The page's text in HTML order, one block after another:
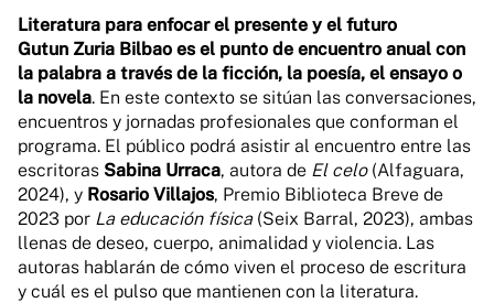
Literatura para enfocar el presente y el futuro
Gutun Zuria Bilbao es el punto de encuentro anual con
la palabra a través de la ficción, la poesía, el ensayo o
la novela. En este contexto se sitúan las conversaciones,
encuentros y jornadas profesionales que conforman el
programa. El público podrá asistir al encuentro entre las
escritoras Sabina Urraca, autora de El celo(Alfaguara,
2024), y Rosario Villajos, Premio Biblioteca Breve de
2023 por La educación física(Seix Barral, 2023), ambas
llenas de deseo, cuerpo, animalidad y violencia. Las
autoras hablarán de cómo viven el proceso de escritura
y cuál es el pulso que mantienen con la literatura.